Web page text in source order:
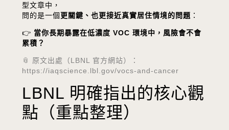
型文章中，
問的是一個更關鍵、也更接近真實居住情境的問題 ：
👉 當你長期暴露在低濃度 VOC 環境中，風險會不會
累積？
📎 原文出處（LBNL 官方網站）：
https://iaqscience.lbl.gov/vocs-and-cancer
LBNL 明確指出的核心觀
點（重點整理）